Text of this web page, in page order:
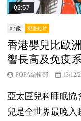
02:57
0-1歲 動畫短片
香港嬰兒比歐
響長高及免疫
POPA編輯部 13/12/
亞太區兒科睡眠協
兒是全世界最晚入